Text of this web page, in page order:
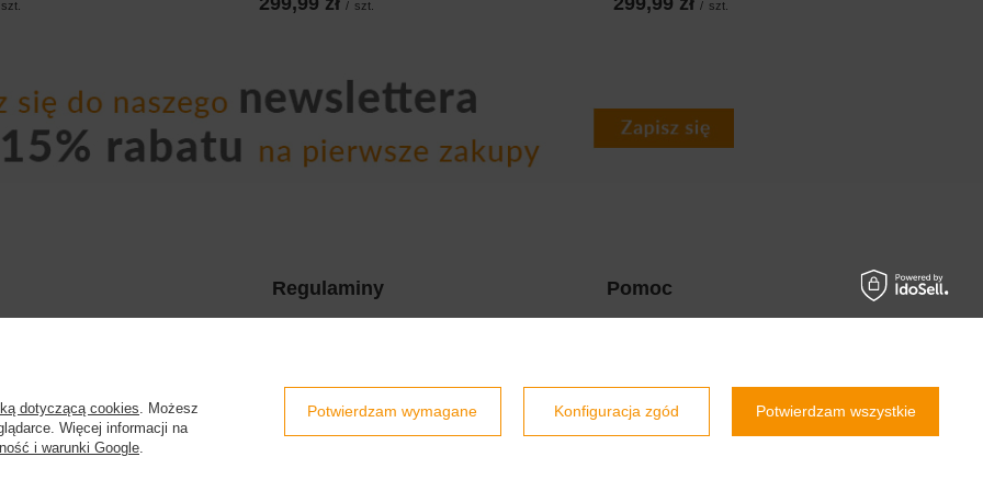
szt. / szt. / szt.
produktów
Regulaminy
Regulamin
Polityka prywatności
Pomoc
Szybka wysyłka
4.9
800 opinii
dotyczącą cookies . Możesz
Więcej informacji na
i warunki Google
Potwierdzam wymagane Konfiguracja zgód Potwierdzam wszystkie